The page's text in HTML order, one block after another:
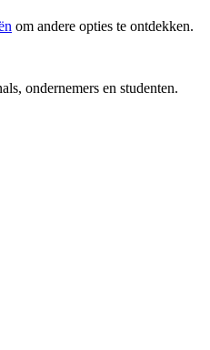
om andere opties te ontdekken.
ondernemers en studenten.